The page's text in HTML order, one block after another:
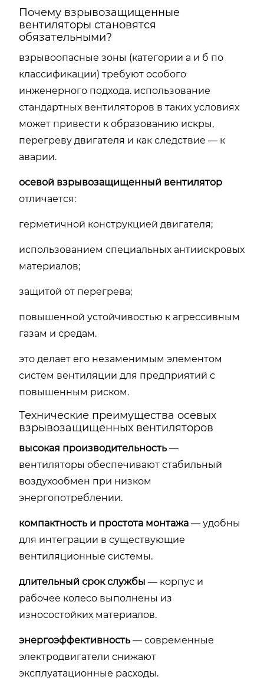
Почему взрывозащищенные
вентиляторы становятся
обязательными?
взрывоопасные зоны (категории а и б по
классификации) требуют особого
инженерного подхода. использование
стандартных вентиляторов в таких условиях
может привести к образованию искры,
перегреву двигателя и как следствие — к
аварии.
осевой взрывозащищенный вентилятор
отличается:
герметичной конструкцией двигателя;
использованием специальных антиискровых
материалов;
защитой от перегрева;
повышенной устойчивостью к агрессивным
газам и средам.
это делает его незаменимым элементом
систем вентиляции для предприятий с
повышенным риском.
Технические преимущества осевых
взрывозащищенных вентиляторов
высокая производительность —
вентиляторы обеспечивают стабильный
воздухообмен при низком
энергопотреблении.
компактность и простота монтажа — удобны
для интеграции в существующие
вентиляционные системы.
длительный срок службы — корпус и
рабочее колесо выполнены из
износостойких материалов.
энергоэффективность — современные
электродвигатели снижают
эксплуатационные расходы.